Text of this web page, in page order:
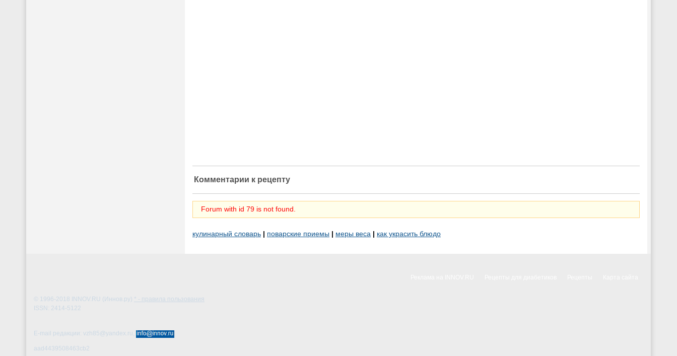
Комментарии к рецепту
Forum with id 79 is not found.
кулинарный словарь | поварские приемы | меры веса | как украсить блюдо
© 1996-2018 INNOV.RU (Иннов.ру) * - правила пользования
ISSN: 2414-5122
E-mail редакции: vzh85@yandex.ru,
aad4439508463cb2